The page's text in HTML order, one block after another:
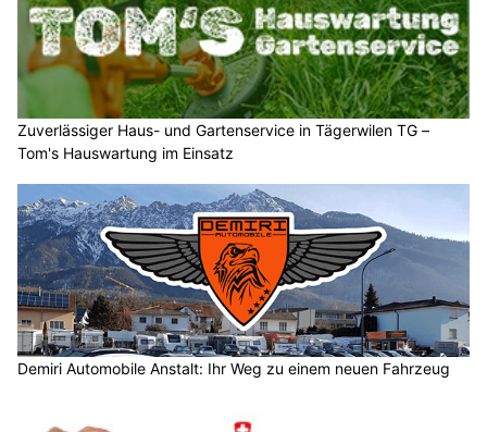
Zuverlässiger Haus- und Gartenservice in Tägerwilen TG –
Tom's Hauswartung im Einsatz
Demiri Automobile Anstalt: Ihr Weg zu einem neuen Fahrzeug